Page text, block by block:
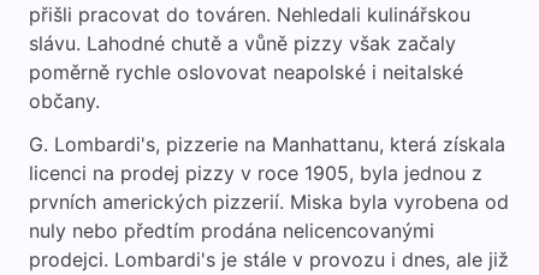
přišli pracovat do továren. Nehledali kulinářskou
slávu. Lahodné chutě a vůně pizzy však začaly
poměrně rychle oslovovat neapolské i neitalské
občany.
G. Lombardi's, pizzerie na Manhattanu, která získala
licenci na prodej pizzy v roce 1905, byla jednou z
prvních amerických pizzerií. Miska byla vyrobena od
nuly nebo předtím prodána nelicencovanými
prodejci. Lombardi's je stále v provozu i dnes, ale již